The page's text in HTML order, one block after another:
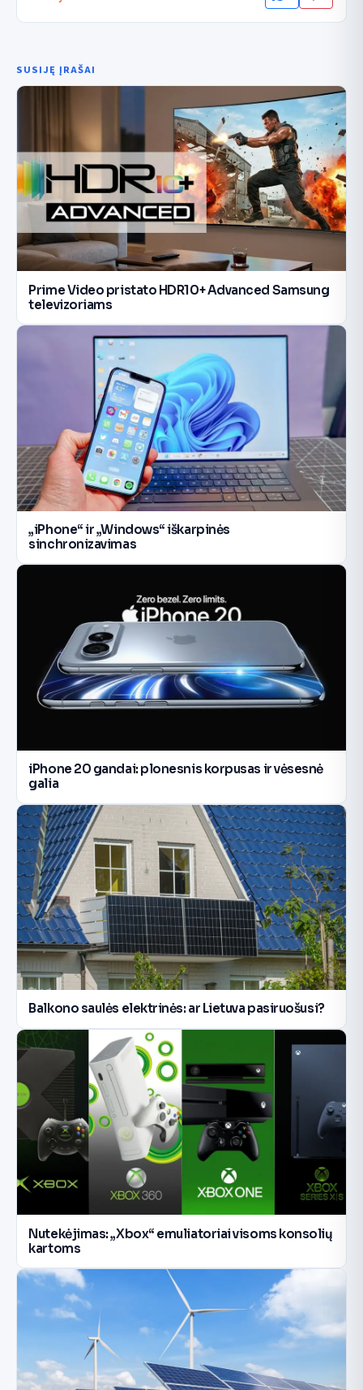
SUSIJĘ ĮRAŠAI
Prime Video pristato HDR10+ Advanced Samsung
televizoriams
„iPhone“ ir „Windows“ iškarpinės
sinchronizavimas
iPhone 20 gandai: plonesnis korpusas ir vėsesnė
galia
Balkono saulės elektrinės: ar Lietuva pasiruošusi?
Nutekėjimas: „Xbox“ emuliatoriai visoms konsolių
kartoms